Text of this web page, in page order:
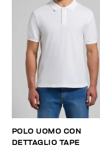
POLO UOMO CON
DETTAGLIO TAPE